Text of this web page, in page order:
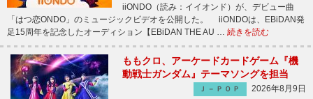
iiONDO（読み：イイオンド）が、デビュー曲
「はつ恋ONDO」のミュージックビデオを公開した。 iiONDOは、EBiDAN発
足15周年を記念したオーディション【EBiDAN THE AU … 続きを読む
ももクロ、アーケードカードゲーム『機
動戦士ガンダム』テーマソングを担当
Ｊ－ＰＯＰ
2026年8月9日